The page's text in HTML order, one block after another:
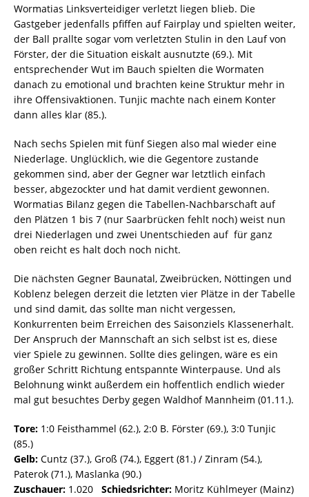
Wormatias Linksverteidiger verletzt liegen blieb. Die
Gastgeber jedenfalls pfiffen auf Fairplay und spielten weiter,
der Ball prallte sogar vom verletzten Stulin in den Lauf von
Förster, der die Situation eiskalt ausnutzte (69.). Mit
entsprechender Wut im Bauch spielten die Wormaten
danach zu emotional und brachten keine Struktur mehr in
ihre Offensivaktionen. Tunjic machte nach einem Konter
dann alles klar (85.).
Nach sechs Spielen mit fünf Siegen also mal wieder eine
Niederlage. Unglücklich, wie die Gegentore zustande
gekommen sind, aber der Gegner war letztlich einfach
besser, abgezockter und hat damit verdient gewonnen.
Wormatias Bilanz gegen die Tabellen-Nachbarschaft auf
den Plätzen 1 bis 7 (nur Saarbrücken fehlt noch) weist nun
drei Niederlagen und zwei Unentschieden auf  für ganz
oben reicht es halt doch noch nicht.
Die nächsten Gegner Baunatal, Zweibrücken, Nöttingen und
Koblenz belegen derzeit die letzten vier Plätze in der Tabelle
und sind damit, das sollte man nicht vergessen,
Konkurrenten beim Erreichen des Saisonziels Klassenerhalt.
Der Anspruch der Mannschaft an sich selbst ist es, diese
vier Spiele zu gewinnen. Sollte dies gelingen, wäre es ein
großer Schritt Richtung entspannte Winterpause. Und als
Belohnung winkt außerdem ein hoffentlich endlich wieder
mal gut besuchtes Derby gegen Waldhof Mannheim (01.11.).
Tore: 1:0 Feisthammel (62.), 2:0 B. Förster (69.), 3:0 Tunjic
(85.)
Gelb: Cuntz (37.), Groß (74.), Eggert (81.) / Zinram (54.),
Paterok (71.), Maslanka (90.)
Zuschauer: 1.020 Schiedsrichter: Moritz Kühlmeyer (Mainz)